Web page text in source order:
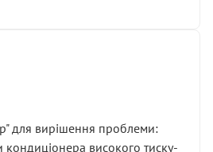
для вирішення проблеми:
кондиціонера високого тиску-